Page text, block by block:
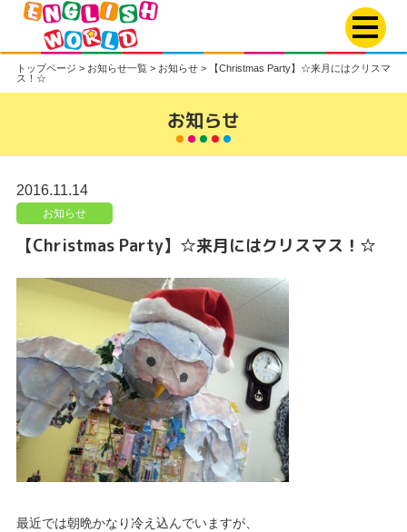
トップページ > お知らせ一覧> お知らせ>
【Christmas Party】☆来月にはクリスマ
ス！☆
お知らせ
2016.11.14
お知らせ
【Christmas Party】☆来月にはクリスマス！☆
最近では朝晩かなり冷え込んでいますが、